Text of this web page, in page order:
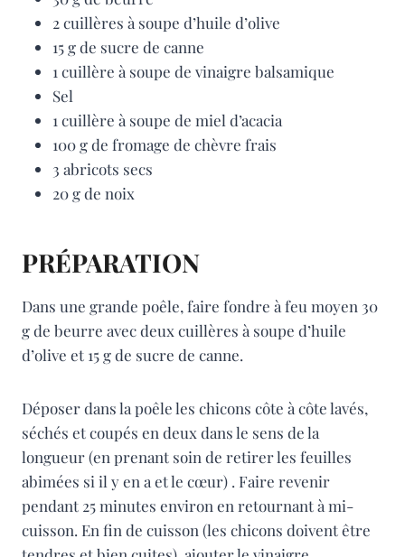
2 cuillères à soupe d’huile d’olive
15 g de sucre de canne
1 cuillère à soupe de vinaigre balsamique
Sel
1 cuillère à soupe de miel d’acacia
100 g de fromage de chèvre frais
3 abricots secs
20 g de noix
PRÉPARATION
Dans une grande poêle, faire fondre à feu moyen 30
g de beurre avec deux cuillères à soupe d’huile
d’olive et 15 g de sucre de canne.
Déposer dans la poêle les chicons côte à côte lavés,
séchés et coupés en deux dans le sens de la
longueur (en prenant soin de retirer les feuilles
abimées si il y en a et le cœur) . Faire revenir
pendant 25 minutes environ en retournant à mi-
cuisson. En fin de cuisson (les chicons doivent être